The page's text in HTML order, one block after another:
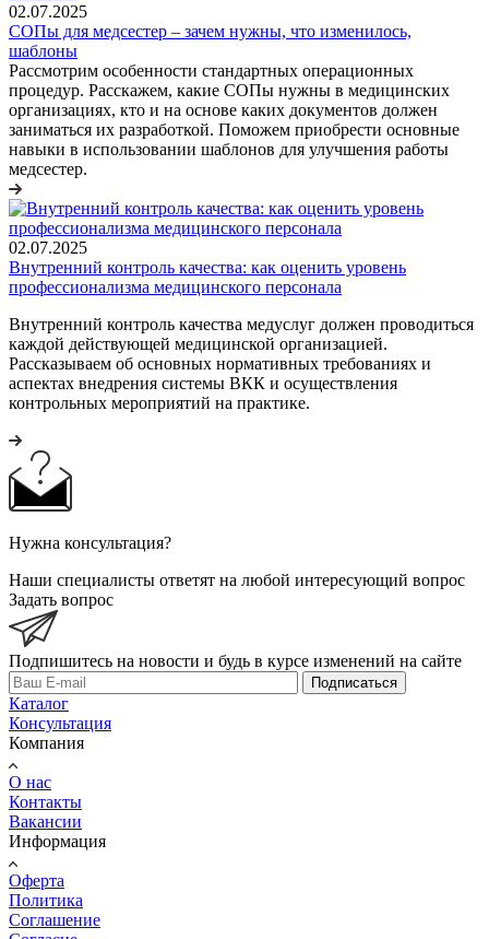
02.07.2025
СОПы для медсестер – зачем нужны, что изменилось,
шаблоны
Рассмотрим особенности стандартных операционных
процедур. Расскажем, какие СОПы нужны в медицинских
организациях, кто и на основе каких документов должен
заниматься их разработкой. Поможем приобрести основные
навыки в использовании шаблонов для улучшения работы
медсестер.
02.07.2025
Внутренний контроль качества: как оценить уровень
профессионализма медицинского персонала
Внутренний контроль качества медуслуг должен проводиться
каждой действующей медицинской организацией.
Рассказываем об основных нормативных требованиях и
аспектах внедрения системы ВКК и осуществления
контрольных мероприятий на практике.
Нужна консультация?
Наши специалисты ответят на любой интересующий вопрос
Задать вопрос
Подпишитесь на новости и будь в курсе изменений на сайте
Подписаться
Каталог
Консультация
Компания
О нас
Контакты
Вакансии
Информация
Оферта
Политика
Соглашение